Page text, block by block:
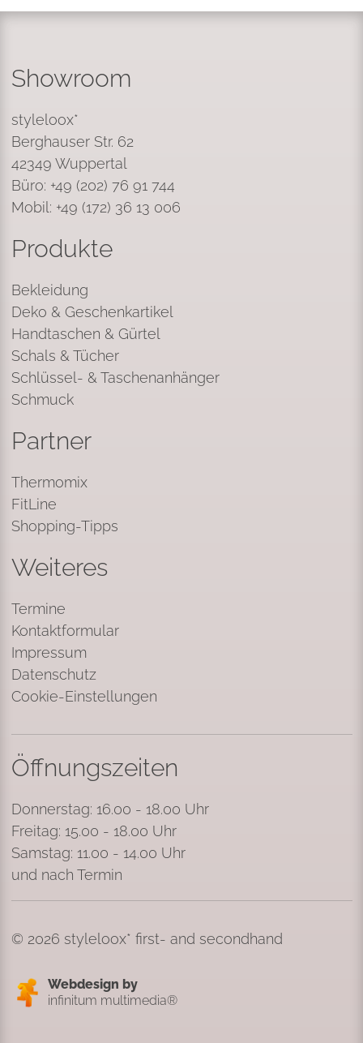
Showroom
styleloox*
Berghauser Str. 62
42349 Wuppertal
Büro: +49 (202) 76 91 744
Mobil: +49 (172) 36 13 006
Produkte
Bekleidung
Deko & Geschenkartikel
Handtaschen & Gürtel
Schals & Tücher
Schlüssel- & Taschenanhänger
Schmuck
Partner
Thermomix
FitLine
Shopping-Tipps
Weiteres
Termine
Kontaktformular
Impressum
Datenschutz
Cookie-Einstellungen
Öffnungszeiten
Donnerstag: 16.00 - 18.00 Uhr
Freitag: 15.00 - 18.00 Uhr
Samstag: 11.00 - 14.00 Uhr
und nach Termin
© 2026 styleloox* first- and secondhand
Webdesign by
infinitum multimedia®